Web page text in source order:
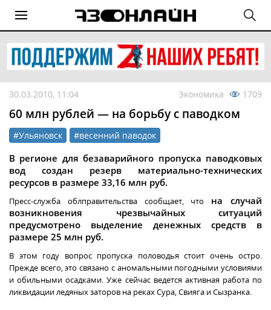
30.03.2010, 11:04 Экономика 1709
60 млн рублей — на борьбу с паводком
#Ульяновск #весенний паводок
В регионе для безаварийного пропуска паводковых
вод создан резерв материально-технических
ресурсов в размере 33,16 млн руб.
Пресс-служба облправительства сообщает, что на случай
возникновения чрезвычайных ситуаций
предусмотрено выделение денежных средств в
размере 25 млн руб.
В этом году вопрос пропуска половодья стоит очень остро.
Прежде всего, это связано с аномальными погодными условиями
и обильными осадками. Уже сейчас ведется активная работа по
ликвидации ледяных заторов на реках Сура, Свияга и Сызранка.